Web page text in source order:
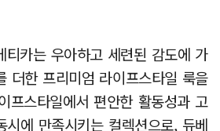
카는 우아하고 세련된 감도에 가
더한 프리미엄 라이프스타일 룩을
프스타일에서 편안한 활동성과 고
시에 만족시키는 컬렉션으로, 듀베